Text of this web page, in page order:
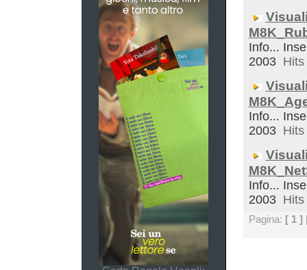
Info...
2003
Info...
2003
Info...
2003
Pagina: [ 1 ]